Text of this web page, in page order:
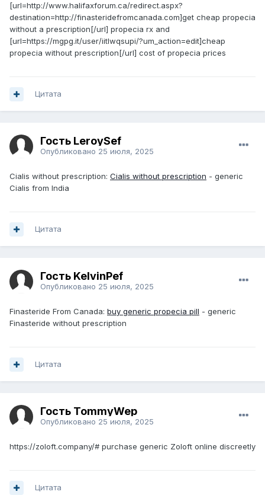
[url=http://www.halifaxforum.ca/redirect.aspx?
destination=http://finasteridefromcanada.com]get cheap propecia
without a prescription[/url] propecia rx and
[url=https://mgpg.it/user/iitlwqsupi/?um_action=edit]cheap
propecia without prescription[/url] cost of propecia prices
Цитата
Гость LeroySef
Опубликовано 25 июля, 2025
Cialis without prescription: Cialis without prescription - generic
Cialis from India
Цитата
Гость KelvinPef
Опубликовано 25 июля, 2025
Finasteride From Canada: buy generic propecia pill - generic
Finasteride without prescription
Цитата
Гость TommyWep
Опубликовано 25 июля, 2025
https://zoloft.company/# purchase generic Zoloft online discreetly
Цитата